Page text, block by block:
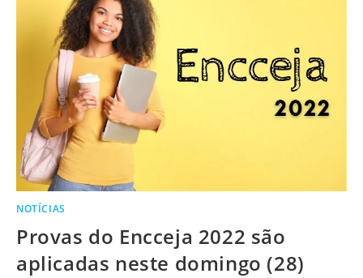
NOTÍCIAS
Provas do Encceja 2022 são
aplicadas neste domingo (28)